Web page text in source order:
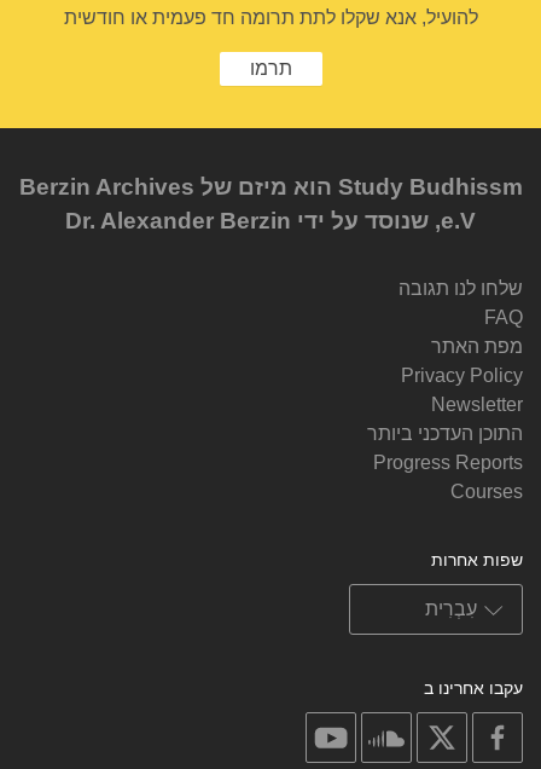
להועיל, אנא שקלו לתת תרומה חד פעמית או חודשית
תרמו
Study Budhissm הוא מיזם של Berzin Archives
e.V, שנוסד על ידי Dr. Alexander Berzin
שלחו לנו תגובה
FAQ
מפת האתר
Privacy Policy
Newsletter
התוכן העדכני ביותר
Progress Reports
Courses
שפות אחרות
עקבו אחרינו ב
facebook
soundcloud